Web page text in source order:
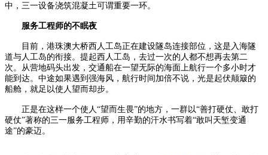
中，三一设备浇筑混凝土可谓重要一环。
服务工程师的不眠夜
目前，港珠澳大桥西人工岛正在建设隧岛连接部位，这是入海隧
道与人工岛的衔接。提起西人工岛，去过一次的人都不想再去第二
次。从营地码头出发，交通船在一望无际的海面上航行一个多小时才
能到达。中途如果遇到强海风，航行时间加倍不说，光是起伏颠簸的
船舱，就足以使人望而却步。
正是在这样一个使人“望而生畏”的地方，一群以“善打硬仗、敢打
硬仗”著称的三一服务工程师，用辛勤的汗水书写着“敢叫天堑变通
途”的豪迈。